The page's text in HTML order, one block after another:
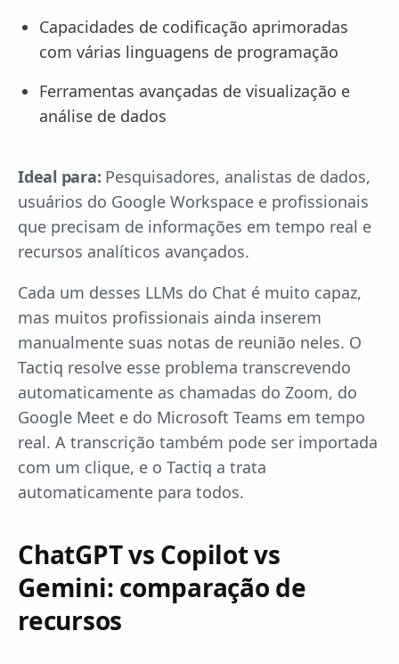
Capacidades de codificação aprimoradas
com várias linguagens de programação
Ferramentas avançadas de visualização e
análise de dados
Ideal para: Pesquisadores, analistas de dados,
usuários do Google Workspace e profissionais
que precisam de informações em tempo real e
recursos analíticos avançados.
Cada um desses LLMs do Chat é muito capaz,
mas muitos profissionais ainda inserem
manualmente suas notas de reunião neles. O
Tactiq resolve esse problema transcrevendo
automaticamente as chamadas do Zoom, do
Google Meet e do Microsoft Teams em tempo
real. A transcrição também pode ser importada
com um clique, e o Tactiq a trata
automaticamente para todos.
ChatGPT vs Copilot vs
Gemini: comparação de
recursos